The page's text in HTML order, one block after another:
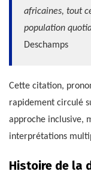
africaines, tout
population
Deschamps
Cette citation,
rapidement circulé
approche inclusive,
interprétations
Histoire de la